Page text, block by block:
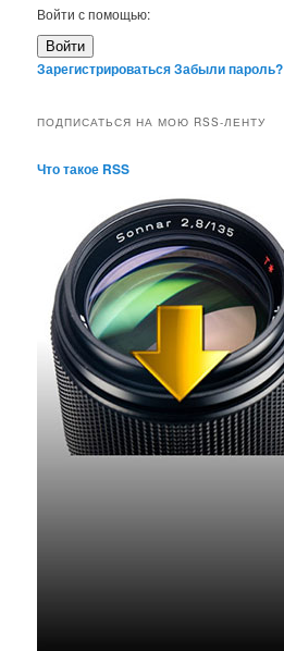
Войти с помощью:
Войти
ЗарегистрироватьсяЗабыли пароль?
ПОДПИСАТЬСЯ НА МОЮ RSS-ЛЕНТУ
Что такое RSS